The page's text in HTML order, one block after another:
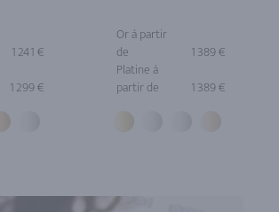
1 241 €
1 299 €
Or à partir
de
1 389 €
Platine à
partir de
1 389 €